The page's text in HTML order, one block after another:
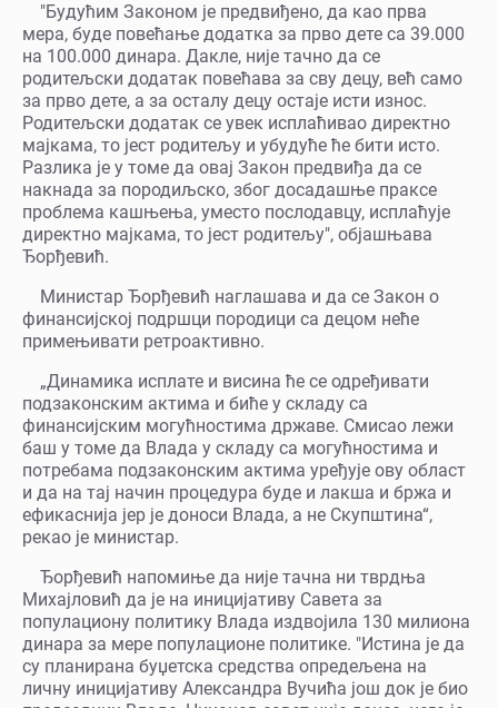
"Будућим Законом је предвиђено, да као прва
мера, буде повећање додатка за прво дете са 39.000
на 100.000 динара. Дакле, није тачно да се
родитељски додатак повећава за сву децу, већ само
за прво дете, а за осталу децу остаје исти износ.
Родитељски додатак се увек исплаћивао директно
мајкама, то јест родитељу и убудуће ће бити исто.
Разлика је у томе да овај Закон предвиђа да се
накнада за породиљско, због досадашње праксе
проблема кашњења, уместо послодавцу, исплаћује
директно мајкама, то јест родитељу", објашњава
Ђорђевић.
Министар Ђорђевић наглашава и да се Закон о
финансијској подршци породици са децом неће
примењивати ретроактивно.
„Динамика исплате и висина ће се одређивати
подзаконским актима и биће у складу са
финансијским могућностима државе. Смисао лежи
баш у томе да Влада у складу са могућностима и
потребама подзаконским актима уређује ову област
и да на тај начин процедура буде и лакша и бржа и
ефикаснија јер је доноси Влада, а не Скупштина“,
рекао је министар.
Ђорђевић напомиње да није тачна ни тврдња
Михајловић да је на иницијативу Савета за
популациону политику Влада издвојила 130 милиона
динара за мере популационе политике. "Истина је да
су планирана буџетска средства опредељена на
личну иницијативу Александра Вучића још док је био